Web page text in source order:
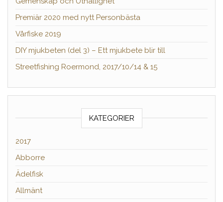
Premiär 2020 med nytt Personbästa
Vårfiske 2019
DIY mjukbeten (del 3) – Ett mjukbete blir till
Streetfishing Roermond, 2017/10/14 & 15
KATEGORIER
2017
Abborre
Ädelfisk
Allmänt